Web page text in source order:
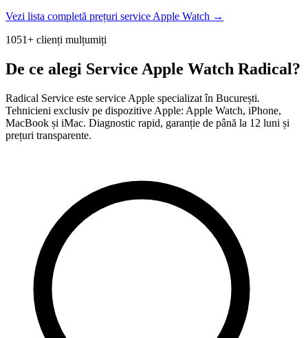
Vezi lista completă prețuri service Apple Watch →
1051+ clienți mulțumiți
De ce alegi Service Apple Watch Radical?
Radical Service este service Apple specializat în București.
Tehnicieni exclusiv pe dispozitive Apple: Apple Watch, iPhone,
MacBook și iMac. Diagnostic rapid, garanție de până la 12 luni și
prețuri transparente.